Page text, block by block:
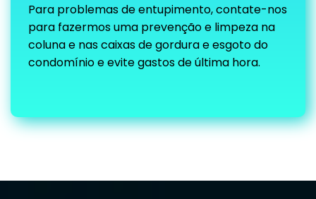
Para problemas de entupimento, contate-nos
para fazermos uma prevenção e limpeza na
coluna e nas caixas de gordura e esgoto do
condomínio e evite gastos de última hora.